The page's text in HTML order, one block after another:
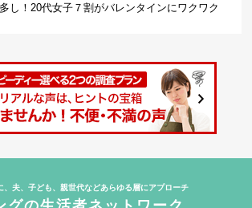
し！20代女子７割がバレンタインにワクワク
、夫、子ども、親世代などあらゆる層にアプローチ